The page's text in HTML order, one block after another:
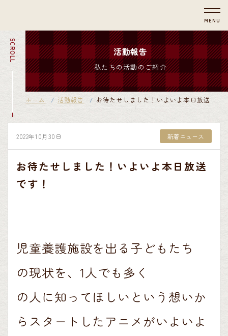
MENU
SCROLL 活動報告
私たちの活動のご紹介
ホーム 活動報告 お待たせしました！いよいよ本日放送です
2022年10月30日 新着ニュース
お待たせしました！いよいよ本日放送
です！
児童養護施設を出 る 子 どもたち
の現状を、 1人でも 多 く
の人に知 ってほしいという 想いか
らスタ ー トしたアニメがいよいよ